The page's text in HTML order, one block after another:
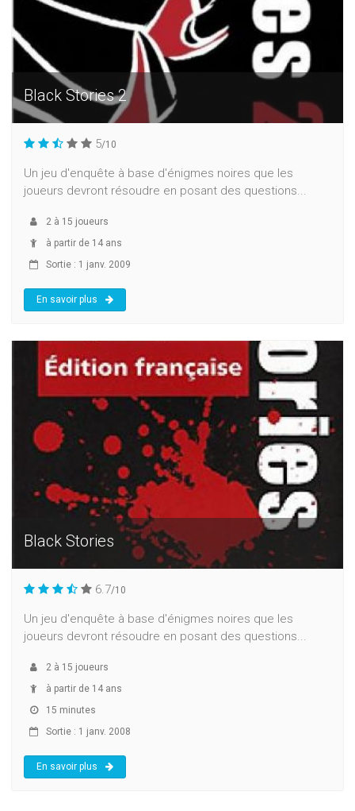
Black Stories 2
5/10
Un jeu d'enquête à base d'énigmes noires que les
joueurs devront résoudre en posant des questions...
2 à 15 joueurs
à partir de 14 ans
Sortie : 1 janv. 2009
En savoir plus
Black Stories
6.7/10
Un jeu d'enquête à base d'énigmes noires que les
joueurs devront résoudre en posant des questions...
2 à 15 joueurs
à partir de 14 ans
15 minutes
Sortie : 1 janv. 2008
En savoir plus